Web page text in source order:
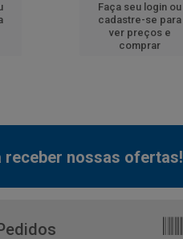
Faça seu login ou
cadastre-se para
ver preços e
comprar
receber nossas ofertas!